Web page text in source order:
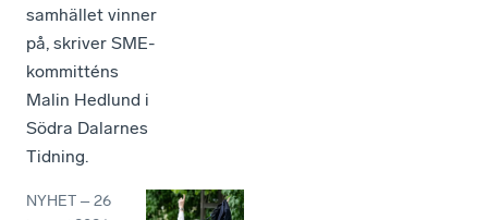
samhället vinner
på, skriver SME-
kommitténs
Malin Hedlund i
Södra Dalarnes
Tidning.
NYHET –26